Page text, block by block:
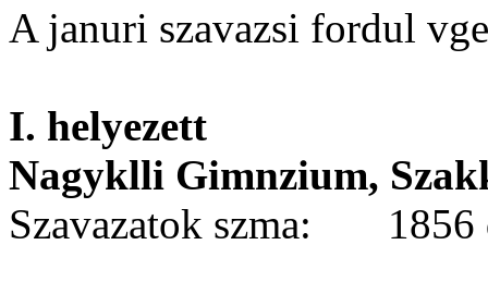
A januri szavazsi fordul
I. helyezett
Nagyklli Gimnzium,
Szavazatok szma: 1856